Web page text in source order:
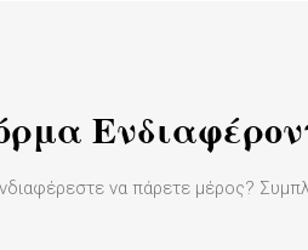
να πάρετε μέρος?